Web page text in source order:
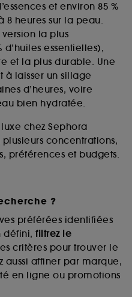
et environ 85 %
8 heures sur la peau.
version la plus
d’huiles essentielles),
et la plus durable. Une
à laisser un sillage
d’heures, voire
bien hydratée.
chez Sephora
concentrations,
préférences et budgets.
?
préférées identifiées
défini, filtrez le
critères pour trouver le
aussi affiner par marque,
en ligne ou promotions